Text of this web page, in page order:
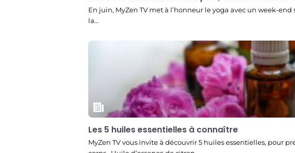
En juin, MyZen TV met à l’honneur le yoga avec un week-end
la…
Les 5 huiles essentielles à connaître
MyZen TV vous invite à découvrir 5 huiles essentielles, pour